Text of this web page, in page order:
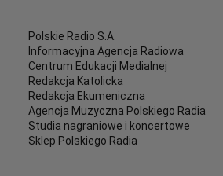
Polskie Radio S.A.
Informacyjna Agencja Radiowa
Centrum Edukacji Medialnej
Redakcja Katolicka
Redakcja Ekumeniczna
Agencja Muzyczna Polskiego Radia
Studia nagraniowe i koncertowe
Sklep Polskiego Radia